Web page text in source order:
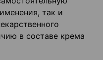
так и
в составе крема